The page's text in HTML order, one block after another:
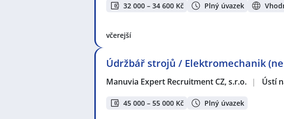
32 000 – 34 600 Kč Plný úvazek
včerejší
Údržbář strojů / Elektromechanik
Manuvia Expert Recruitment CZ, s.r.o. | Ústí
45 000 – 55 000 Kč Plný úvazek